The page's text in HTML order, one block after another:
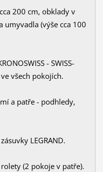
200 cm, obklady v
umyvadla (výše cca 100
- SWISS-
ve všech pokojích.
a patře - podhledy,
LEGRAND.
(2 pokoje v patře).